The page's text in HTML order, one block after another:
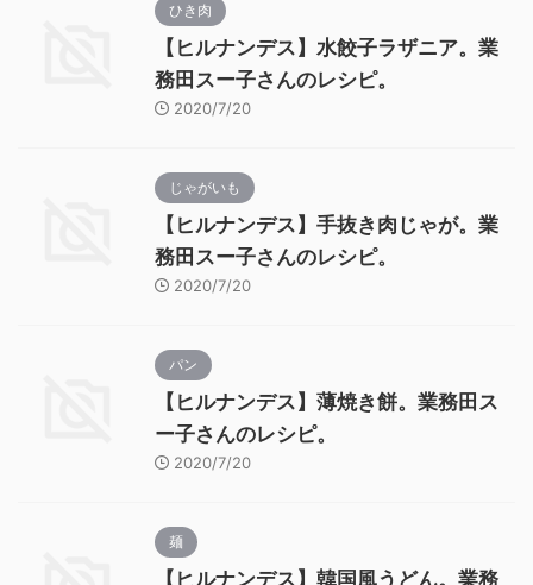
ひき肉
【ヒルナンデス】水餃子ラザニア。業
務田スー子さんのレシピ。
2020/7/20
じゃがいも
【ヒルナンデス】手抜き肉じゃが。業
務田スー子さんのレシピ。
2020/7/20
パン
【ヒルナンデス】薄焼き餅。業務田ス
ー子さんのレシピ。
2020/7/20
麺
【ヒルナンデス】韓国風うどん。業務